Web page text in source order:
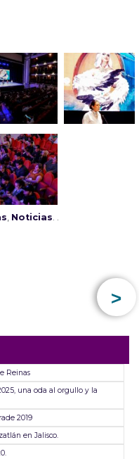
, Noticias. .
>
Reinas
una oda al orgullo y la
2019
en Jalisco.